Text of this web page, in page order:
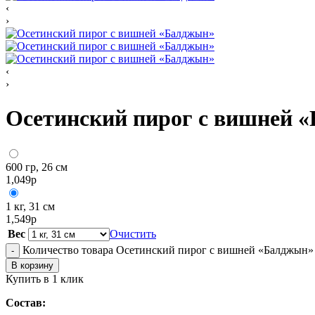
‹
›
‹
›
Осетинский пирог с вишней
600 гр, 26 см
1,049р
1 кг, 31 см
1,549р
Вес
Очистить
- Количество товара Осетинский пирог с вишней «Балджын»
В корзину
Купить в 1 клик
Состав: